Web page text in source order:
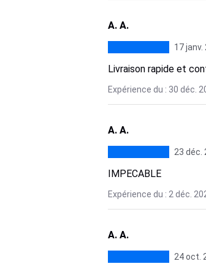
A. A.
17 janv.
Livraison rapide et
Expérience du : 30 déc.
A. A.
23 déc.
IMPECABLE
Expérience du : 2 déc.
A. A.
24 oct.